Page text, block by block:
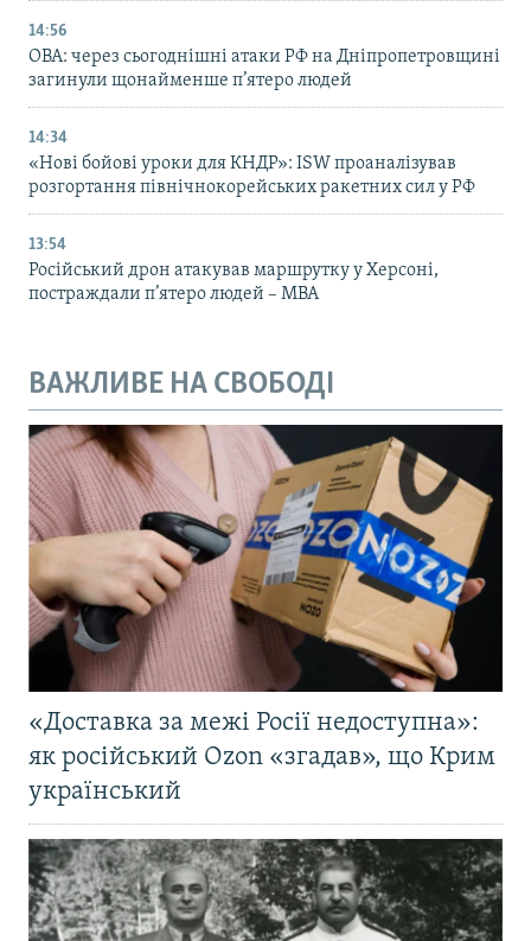
14:56
ОВА: через сьогоднішні атаки РФ на Дніпропетровщині
загинули щонайменше п’ятеро людей
14:34
«Нові бойові уроки для КНДР»: ISW проаналізував
розгортання північнокорейських ракетних сил у РФ
13:54
Російський дрон атакував маршрутку у Херсоні,
постраждали п’ятеро людей – МВА
ВАЖЛИВЕ НА СВОБОДІ
«Доставка за межі Росії недоступна»:
як російський Ozon «згадав», що Крим
український